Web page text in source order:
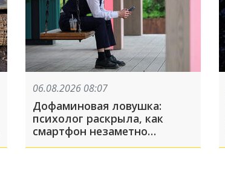
06.08.2026 08:07
Дофаминовая ловушка:
психолог раскрыла, как
смартфон незаметно
укорачивает жизнь